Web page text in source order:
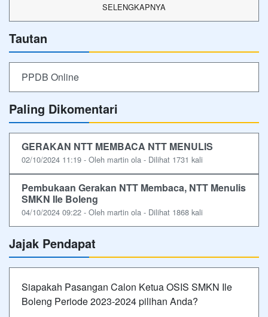
SELENGKAPNYA
Tautan
PPDB Online
Paling Dikomentari
GERAKAN NTT MEMBACA NTT MENULIS
02/10/2024 11:19 - Oleh martin ola - Dilihat 1731 kali
Pembukaan Gerakan NTT Membaca, NTT Menulis
SMKN Ile Boleng
04/10/2024 09:22 - Oleh martin ola - Dilihat 1868 kali
Jajak Pendapat
Siapakah Pasangan Calon Ketua OSIS SMKN Ile
Boleng Periode 2023-2024 pilihan Anda?